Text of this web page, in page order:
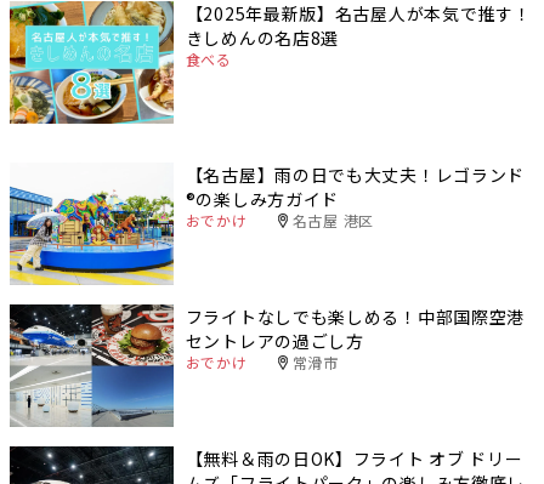
【2025年最新版】名古屋人が本気で推す！
きしめんの名店8選
食べる
【名古屋】雨の日でも大丈夫！レゴランド
®️の楽しみ方ガイド
おでかけ 名古屋 港区
フライトなしでも楽しめる！中部国際空港
セントレアの過ごし方
おでかけ 常滑市
【無料＆雨の日OK】フライト オブ ドリー